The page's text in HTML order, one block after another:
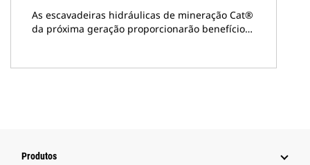
As escavadeiras hidráulicas de mineração Cat®
da próxima geração proporcionarão benefício…
Produtos